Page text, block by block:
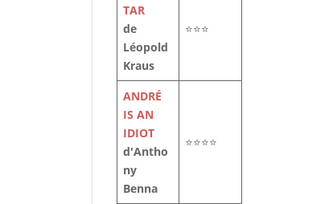
TAR
de
Léopold
Kraus
⭐⭐⭐
ANDRÉ
IS AN
IDIOT
d'Antho
ny
Benna
⭐⭐⭐⭐